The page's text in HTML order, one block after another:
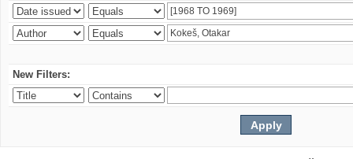
New Filters: